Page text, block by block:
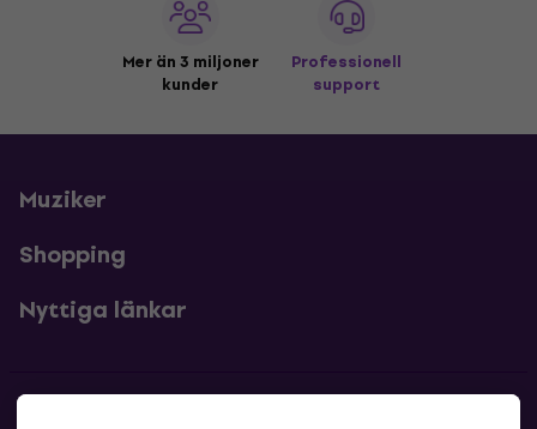
Mer än 3 miljoner
kunder
Professionell
support
Muziker
Shopping
Nyttiga länkar